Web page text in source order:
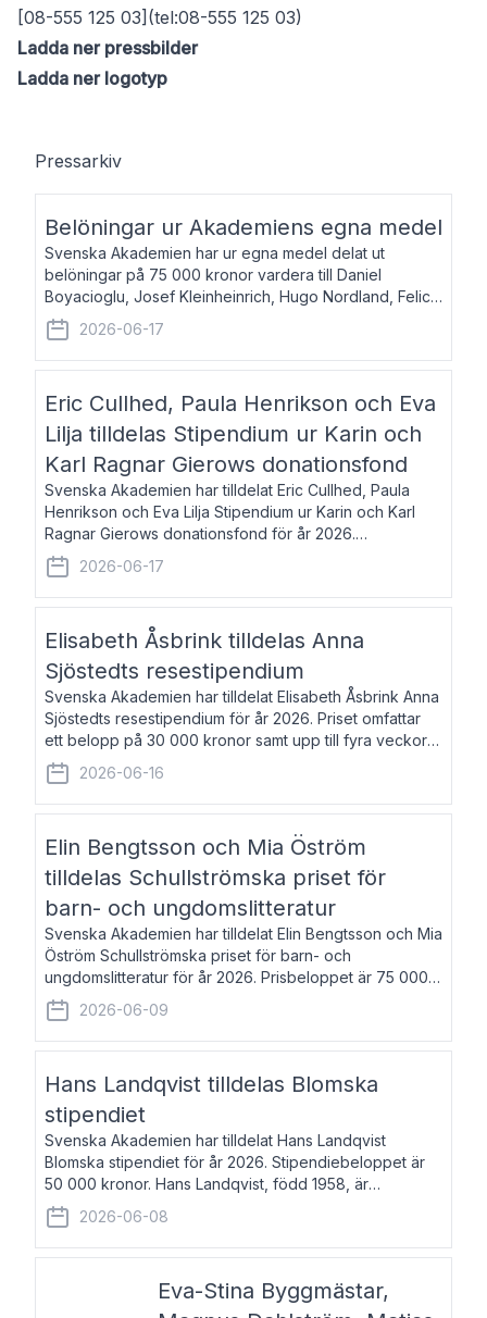
[08-555 125 03](tel:08-555 125 03)
Ladda ner pressbilder
Ladda ner logotyp
Pressarkiv
Belöningar ur Akademiens egna medel
Svenska Akademien har ur egna medel delat ut
belöningar på 75 000 kronor vardera till Daniel
Boyacioglu, Josef Kleinheinrich, Hugo Nordland, Felicia
Stenroth och Svante Strandberg. Daniel Boyacioglu,
född 1981, är poet och scenartist. Josef
2026-06-17
Eric Cullhed, Paula Henrikson och Eva
Lilja tilldelas Stipendium ur Karin och
Karl Ragnar Gierows donationsfond
Svenska Akademien har tilldelat Eric Cullhed, Paula
Henrikson och Eva Lilja Stipendium ur Karin och Karl
Ragnar Gierows donationsfond för år 2026.
Stipendiebeloppet är på 70 000 kronor vardera. Eric
Cullhed, född 1985, är professor i grekis
2026-06-17
Elisabeth Åsbrink tilldelas Anna
Sjöstedts resestipendium
Svenska Akademien har tilldelat Elisabeth Åsbrink Anna
Sjöstedts resestipendium för år 2026. Priset omfattar
ett belopp på 30 000 kronor samt upp till fyra veckors
fri vistelse i Akademiens lägenhet i Berlin. Elisabeth
Åsbrink, född 1965 oc
2026-06-16
Elin Bengtsson och Mia Öström
tilldelas Schullströmska priset för
barn- och ungdomslitteratur
Svenska Akademien har tilldelat Elin Bengtsson och Mia
Öström Schullströmska priset för barn- och
ungdomslitteratur för år 2026. Prisbeloppet är 75 000
kronor vardera. Elin Bengtsson, född 1987, är författare
och forskare i genusvetenskap.
2026-06-09
Hans Landqvist tilldelas Blomska
stipendiet
Svenska Akademien har tilldelat Hans Landqvist
Blomska stipendiet för år 2026. Stipendiebeloppet är
50 000 kronor. Hans Landqvist, född 1958, är
professor i svenska vid Göteborgs universitet. Han
disputerade år 2000 på avhandlingen Författn
2026-06-08
Eva-Stina Byggmästar,